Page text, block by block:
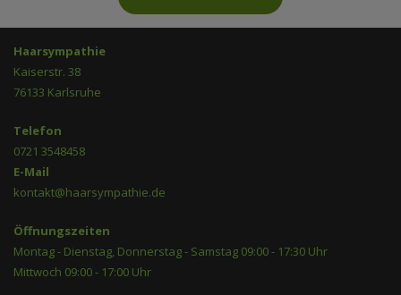
Haarsympathie
Kaiserstr. 38
76133 Karlsruhe
Telefon
0721 3548458
E-Mail
kontakt@haarsympathie.de
Öffnungszeiten
Montag - Dienstag, Donnerstag - Samstag 09:00 - 17:30 Uhr
Mittwoch 09:00 - 17:00 Uhr